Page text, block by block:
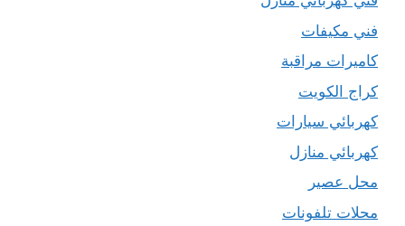
فني مكيفات
كاميرات مراقبة
كراج الكويت
كهربائي سيارات
كهربائي منازل
محل عصير
محلات تلفونات